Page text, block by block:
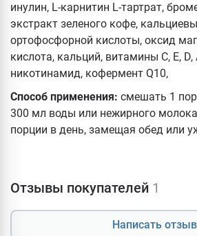
инулин, L-карнитин L-тартрат,
экстракт зеленого кофе,
ортофосфорной кислоты, оксид
кислота, кальций, витамины С, Е, D,
никотинамид, кофермент Q10,
Способ применения: смешать 1
300 мл воды или нежирного
порции в день, замещая обед или
Отзывы покупателей 1
Написать отзыв